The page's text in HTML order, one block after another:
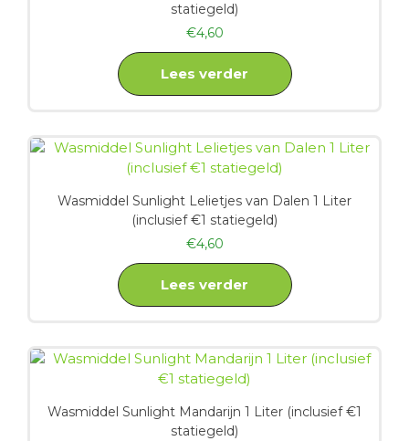
statiegeld)
€4,60
Lees verder
Wasmiddel Sunlight Lelietjes van Dalen 1 Liter
(inclusief €1 statiegeld)
€4,60
Lees verder
Wasmiddel Sunlight Mandarijn 1 Liter (inclusief €1
statiegeld)